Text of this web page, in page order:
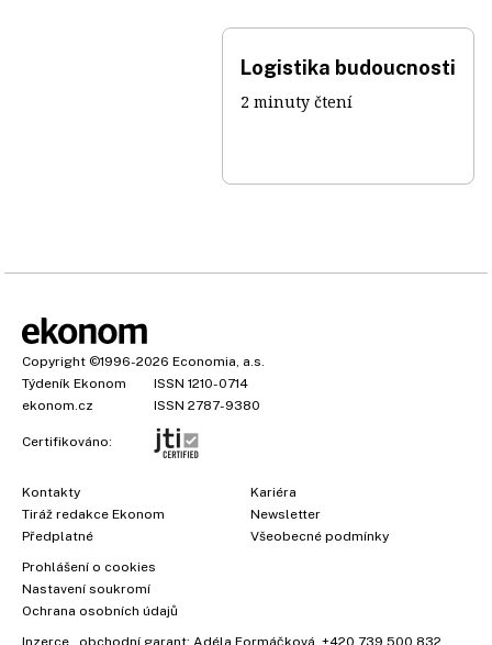
Logistika budoucnosti
2 minuty čtení
Copyright ©1996-2026 Economia, a.s.
Týdeník Ekonom
ISSN 1210-0714
ekonom.cz
ISSN 2787-9380
Certifikováno:
Kontakty
Tiráž redakce Ekonom
Předplatné
Kariéra
Newsletter
Všeobecné podmínky
Prohlášení o cookies
Nastavení soukromí
Ochrana osobních údajů
Inzerce , obchodní garant: Adéla Formáčková +420 739 500 832